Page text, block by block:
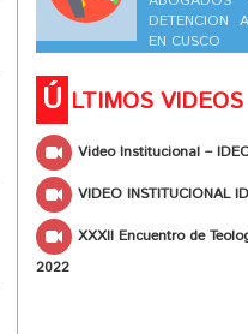
DETENCION
EN CUSCO
Ú LTIMOS VIDEOS
Video Institucional –
VIDEO INSTITUCIONAL
XXXII Encuentro de
2022